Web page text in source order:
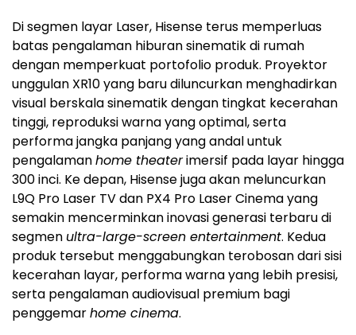
Di segmen layar Laser, Hisense terus memperluas
batas pengalaman hiburan sinematik di rumah
dengan memperkuat portofolio produk. Proyektor
unggulan XR10 yang baru diluncurkan menghadirkan
visual berskala sinematik dengan tingkat kecerahan
tinggi, reproduksi warna yang optimal, serta
performa jangka panjang yang andal untuk
pengalamanhome theaterimersif pada layar hingga
300 inci. Ke depan, Hisense juga akan meluncurkan
L9Q Pro Laser TV dan PX4 Pro Laser Cinema yang
semakin mencerminkan inovasi generasi terbaru di
segmen ultra-large-screen entertainment. Kedua
produk tersebut menggabungkan terobosan dari sisi
kecerahan layar, performa warna yang lebih presisi,
serta pengalaman audiovisual premium bagi
penggemarhome cinema.